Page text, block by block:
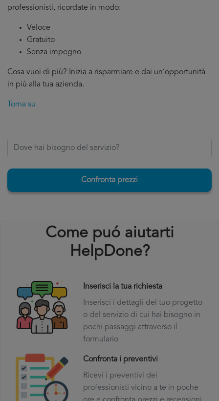
professionisti, ricordate in modo:
Veloce
Gratuito
Senza impegno
Cosa vuoi di più? Inizia a risparmiare e dai un’opportunità
in più alla tua azienda.
Torna su
Confronta prezzi
Come puó aiutarti
HelpDone?
Inserisci la tua richiesta
Inserisci i dettagli del tuo progetto
o del servizio di cui hai bisogno in
pochi passaggi attraverso il
formulario
Confronta i preventivi
Ricevi i preventivi dei
professionisti vicino a te in poche